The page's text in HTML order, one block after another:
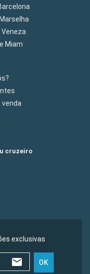
Miam
venda
cruzeiro
exclusivas
OK